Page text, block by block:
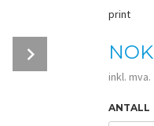
print
Pris
NOK
inkl. mva.
ANTALL